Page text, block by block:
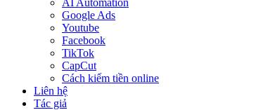
AI Automation
Google Ads
Youtube
Facebook
TikTok
CapCut
Cách kiếm tiền online
Liên hệ
Tác giả